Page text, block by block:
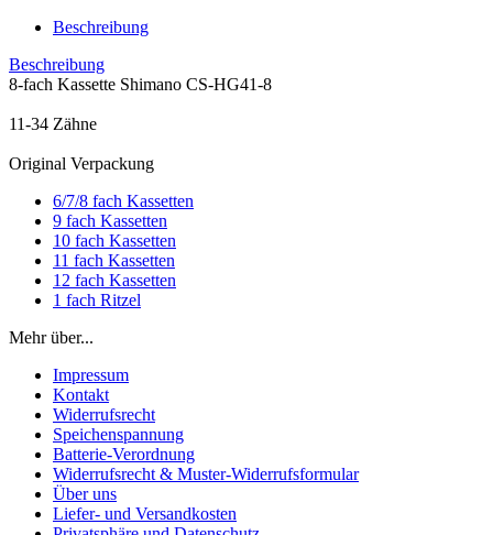
Beschreibung
Beschreibung
8-fach Kassette Shimano CS-HG41-8
11-34 Zähne
Original Verpackung
6/7/8 fach Kassetten
9 fach Kassetten
10 fach Kassetten
11 fach Kassetten
12 fach Kassetten
1 fach Ritzel
Mehr über...
Impressum
Kontakt
Widerrufsrecht
Speichenspannung
Batterie-Verordnung
Widerrufsrecht & Muster-Widerrufsformular
Über uns
Liefer- und Versandkosten